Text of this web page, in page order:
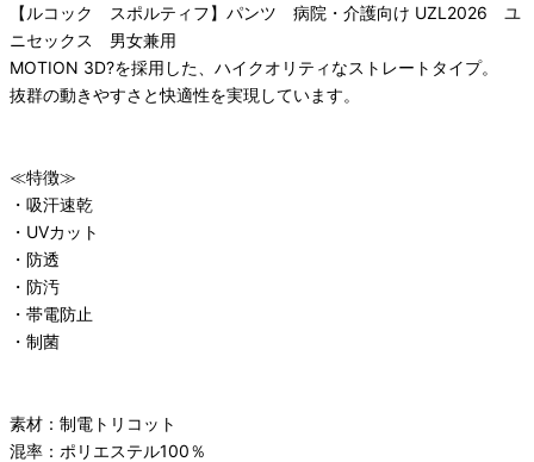
【ルコック スポルティフ】パンツ 病院・介護向け UZL2026 ユ
ニセックス 男女兼用
MOTION 3D?を採用した、ハイクオリティなストレートタイプ。
抜群の動きやすさと快適性を実現しています。
≪特徴≫
・吸汗速乾
・UVカット
・防透
・防汚
・帯電防止
・制菌
素材：制電トリコット
混率：ポリエステル100％